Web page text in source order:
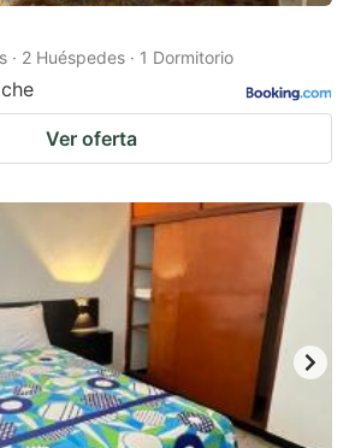
changing
· 2 Huéspedes · 1 Dormitorio
Ver oferta